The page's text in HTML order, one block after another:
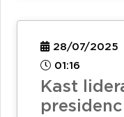
28/07/2025
01:16
Kast